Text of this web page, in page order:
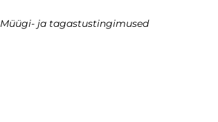
Müügi- ja tagastustingimused